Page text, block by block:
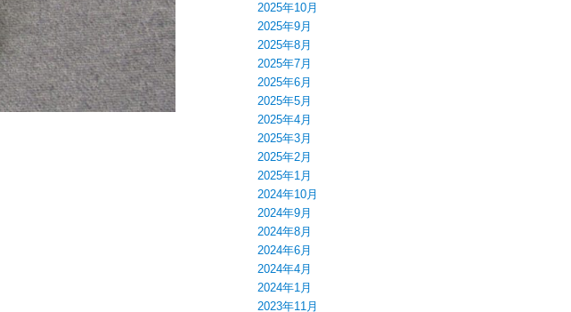
2025年10月
2025年9月
2025年8月
2025年7月
2025年6月
2025年5月
2025年4月
2025年3月
2025年2月
2025年1月
2024年10月
2024年9月
2024年8月
2024年6月
2024年4月
2024年1月
2023年11月